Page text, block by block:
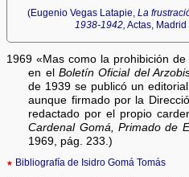
(Eugenio Vegas Latapie, La
1938-1942, Actas,
1969 «Mas como la prohibición
en el Boletín Oficial del
de 1939 se publicó un
aunque firmado por la
redactado por el propio
Cardenal Gomá, Primado de
1969, pág. 233.)
★ Bibliografía de Isidro Gomá Tomás